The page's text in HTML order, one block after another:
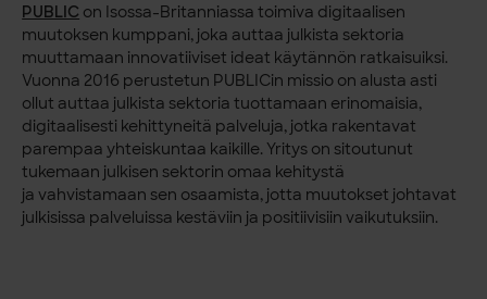
PUBLIC on Isossa-Britanniassa toimiva digitaalisen
muutoksen kumppani, joka auttaa julkista sektoria
muuttamaan innovatiiviset ideat käytännön ratkaisuiksi.
Vuonna 2016 perustetun PUBLICin missio on alusta asti
ollut auttaa julkista sektoria tuottamaan erinomaisia,
digitaalisesti kehittyneitä palveluja, jotka rakentavat
parempaayhteiskuntaa kaikille. Yritys on sitoutunut
tukemaan julkisen sektorin omaa kehitystä
javahvistamaan sen osaamista, jotta muutokset johtavat
julkisissa palveluissa kestäviin ja positiivisiin vaikutuksiin.